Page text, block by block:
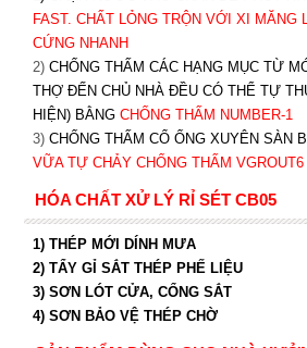
FAST. CHẤT LỎNG TRỘN VỚI XI MĂNG
CỨNG NHANH
2) CHỐNG THẤM CÁC HẠNG MỤC TỪ
THỢ ĐẾN CHỦ NHÀ ĐỀU CÓ THỂ TỰ
HIỆN) BẰNG CHỐNG THẤM NUMBER-1
3) CHỐNG THẤM CỔ ỐNG XUYÊN SÀN
VỮA TỰ CHẢY CHỐNG THẤM VGROUT6
HÓA CHẤT XỬ LÝ RỈ SÉT CB05
1) THÉP MỚI DÍNH MƯA
2) TẨY GỈ SẮT THÉP PHẾ LIỆU
3) SƠN LÓT CỬA, CỔNG SẮT
4) SƠN BẢO VỆ THÉP CHỜ